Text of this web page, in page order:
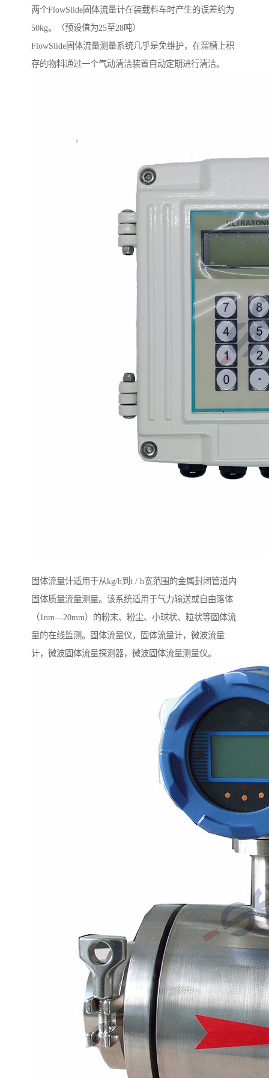
两个FlowSlide固体流量计在装载料车时产生的误差约为
50kg。（预设值为25至28吨）
FlowSlide固体流量测量系统几乎是免维护，在溜槽上积
存的物料通过一个气动清洁装置自动定期进行清洁。
固体流量计适用于从kg/h到t / h宽范围的金属封闭管道内
固体质量流量测量。该系统适用于气力输送或自由落体
（1nm—20mm）的粉末、粉尘、小球状、粒状等固体流
量的在线监测。固体流量仪，固体流量计，微波流量
计，微波固体流量探测器，微波固体流量测量仪。